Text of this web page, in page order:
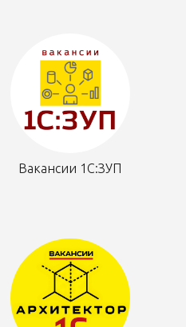
Вакансии 1С:ЗУП